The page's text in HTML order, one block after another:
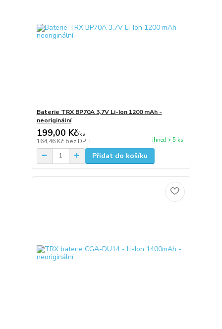
Baterie TRX BP70A 3,7V Li-Ion 1200 mAh -
neoriginální
199,00 Kč/ks
164,46 Kč bez DPH ihned > 5 ks
Přidat do košíku